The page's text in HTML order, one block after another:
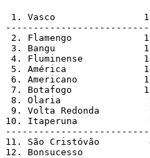
1. Vasco
2. Flamengo
3. Bangu
4. Fluminense
5. América
6. Americano
7. Botafogo
8. Olaria                9
9. Volta Redonda
10. Itaperuna
11. São Cristóvão
12. Bonsucesso